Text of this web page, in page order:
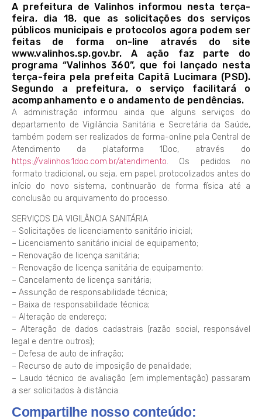
A prefeitura de Valinhos informou nesta terça-
feira, dia 18, que as solicitações dos serviços
públicos municipais e protocolos agora podem ser
feitas de forma on-line através do site
www.valinhos.sp.gov.br. A ação faz parte do
programa “Valinhos 360”, que foi lançado nesta
terça-feira pela prefeita Capitã Lucimara (PSD).
Segundo a prefeitura, o serviço facilitará o
acompanhamento e o andamento de pendências.
A administração informou ainda que alguns serviços do
departamento de Vigilância Sanitária e Secretária da Saúde,
também podem ser realizados de forma-online pela Central de
Atendimento da plataforma 1Doc, através do
https://valinhos.1doc.com.br/atendimento. Os pedidos no
formato tradicional, ou seja, em papel, protocolizados antes do
início do novo sistema, continuarão de forma física até a
conclusão ou arquivamento do processo.
SERVIÇOS DA VIGILÂNCIA SANITÁRIA
– Solicitações de licenciamento sanitário inicial;
– Licenciamento sanitário inicial de equipamento;
– Renovação de licença sanitária;
– Renovação de licença sanitária de equipamento;
– Cancelamento de licença sanitária;
– Assunção de responsabilidade técnica;
– Baixa de responsabilidade técnica;
– Alteração de endereço;
– Alteração de dados cadastrais (razão social, responsável
legal e dentre outros);
– Defesa de auto de infração;
– Recurso de auto de imposição de penalidade;
– Laudo técnico de avaliação (em implementação) passaram
a ser solicitados à distância.
Compartilhe nosso conteúdo: